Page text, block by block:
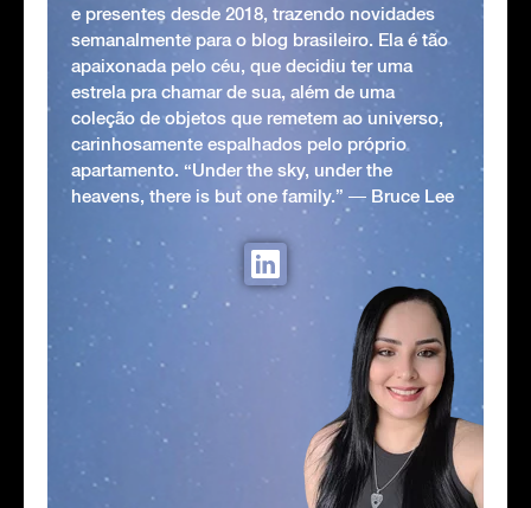
e presentes desde 2018, trazendo novidades
semanalmente para o blog brasileiro. Ela é tão
apaixonada pelo céu, que decidiu ter uma
estrela pra chamar de sua, além de uma
coleção de objetos que remetem ao universo,
carinhosamente espalhados pelo próprio
apartamento. “Under the sky, under the
heavens, there is but one family.” ― Bruce Lee